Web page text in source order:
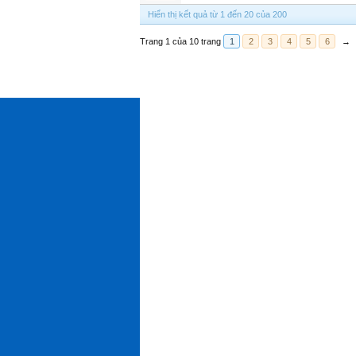
Hiển thị kết quả từ 1 đến 20 của 200
Trang 1 của 10 trang 1 2 3 4 5 6 →